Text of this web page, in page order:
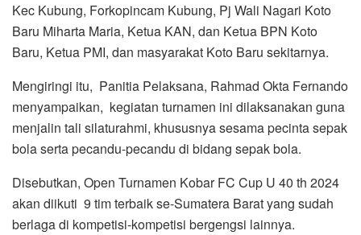
Kec Kubung, Forkopincam Kubung, Pj Wali Nagari Koto
Baru Miharta Maria, Ketua KAN, dan Ketua BPN Koto
Baru, Ketua PMI, dan masyarakat Koto Baru sekitarnya.
Mengiringi itu, Panitia Pelaksana, Rahmad Okta Fernando
menyampaikan, kegiatan turnamen ini dilaksanakan guna
menjalin tali silaturahmi, khususnya sesama pecinta sepak
bola serta pecandu-pecandu di bidang sepak bola.
Disebutkan, Open Turnamen Kobar FC Cup U 40 th 2024
akan diikuti 9 tim terbaik se-Sumatera Barat yang sudah
berlaga di kompetisi-kompetisi bergengsi lainnya.